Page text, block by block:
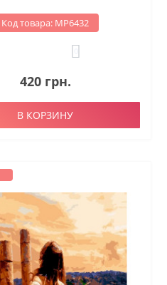
Код товара: МР6432
420 грн.
В КОРЗИНУ